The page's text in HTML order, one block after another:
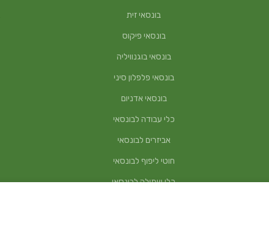
בונסאי זית
בונסאי פיקוס
בונסאי בוגנוויליה
בונסאי פלפלון סיני
בונסאי אדניום
כלי עבודה לבונסאי
אביזרים לבונסאי
חוטי ליפוף לבונסאי
כלי שתילה לבונסאי